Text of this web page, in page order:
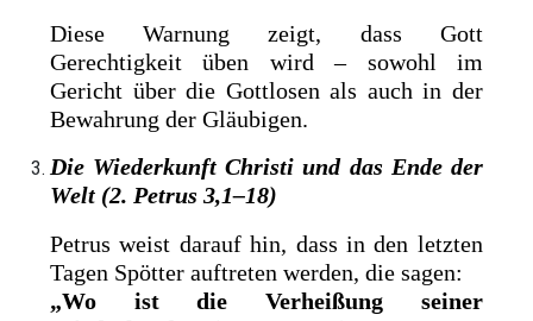
Diese Warnung zeigt, dass Gott
Gerechtigkeit üben wird – sowohl im
Gericht über die Gottlosen als auch in der
Bewahrung der Gläubigen.
Die Wiederkunft Christi und das Ende der
Welt (2. Petrus 3,1–18)
Petrus weist darauf hin, dass in den letzten
Tagen Spötter auftreten werden, die sagen:
„Wo ist die Verheißung seiner